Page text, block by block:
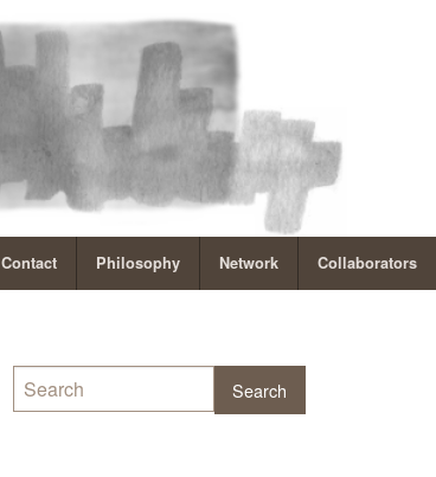
Contact Philosophy Network Collaborators